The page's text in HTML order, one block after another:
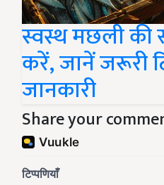
स्वस्थ मछली की
करें, जानें जरूरी
जानकारी
Share your